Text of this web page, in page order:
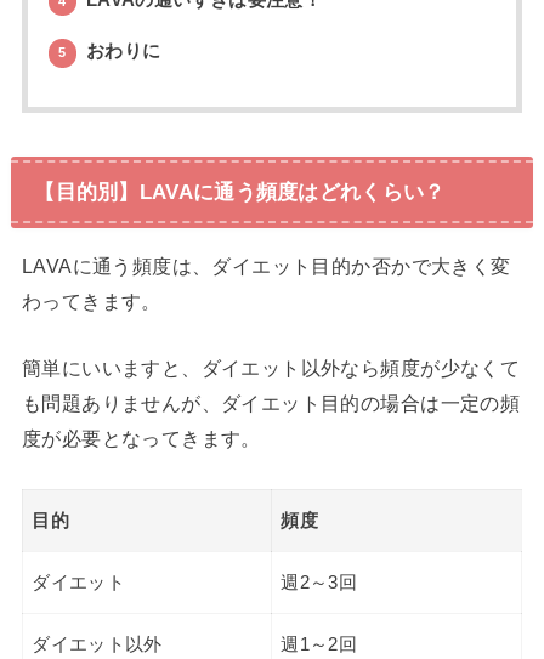
5 おわりに
【目的別】LAVAに通う頻度はどれくらい？
LAVAに通う頻度は、ダイエット目的か否かで大きく変
わってきます。
簡単にいいますと、ダイエット以外なら頻度が少なくて
も問題ありませんが、ダイエット目的の場合は一定の頻
度が必要となってきます。
目的 頻度
ダイエット 週2～3回
ダイエット以外 週1～2回